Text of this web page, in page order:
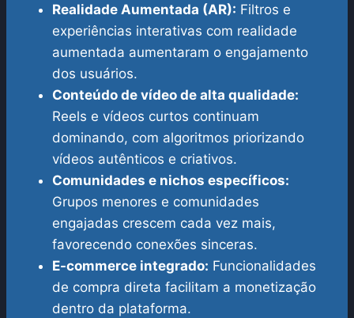
Realidade Aumentada (AR): Filtros e
experiências interativas com realidade
aumentada aumentaram o engajamento
dos usuários.
Conteúdo de vídeo de alta qualidade:
Reels e vídeos curtos continuam
dominando, com algoritmos priorizando
vídeos autênticos e criativos.
Comunidades e nichos específicos:
Grupos menores e comunidades
engajadas crescem cada vez mais,
favorecendo conexões sinceras.
E-commerce integrado: Funcionalidades
de compra direta facilitam a monetização
dentro da plataforma.